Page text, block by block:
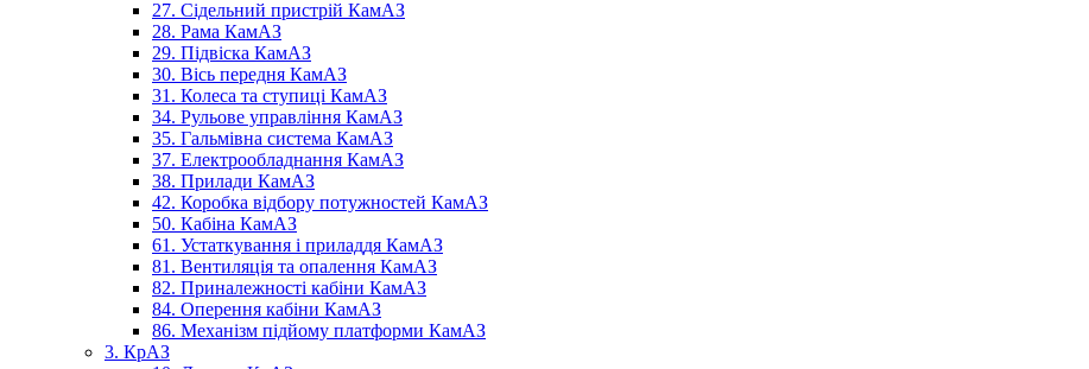
27. Сідельний пристрій КамАЗ
28. Рама КамАЗ
29. Підвіска КамАЗ
30. Вісь передня КамАЗ
31. Колеса та ступиці КамАЗ
34. Рульове управління КамАЗ
35. Гальмівна система КамАЗ
37. Електрообладнання КамАЗ
38. Прилади КамАЗ
42. Коробка відбору потужностей КамАЗ
50. Кабіна КамАЗ
61. Устаткування і приладдя КамАЗ
81. Вентиляція та опалення КамАЗ
82. Приналежності кабіни КамАЗ
84. Оперення кабіни КамАЗ
86. Механізм підйому платформи КамАЗ
3. КрАЗ